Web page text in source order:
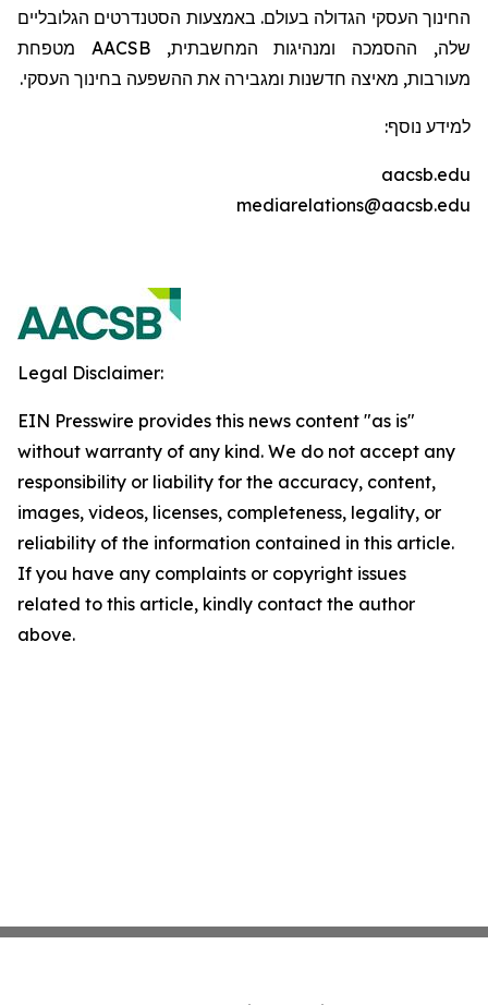
החינוך העסקי הגדולה בעולם. באמצעות הסטנדרטים הגלובליים
שלה, ההסמכה ומנהיגות המחשבתית,AACSB מטפחת
מעורבות, מאיצה חדשנות ומגבירה את ההשפעה בחינוך העסקי.
למידע נוסף:
aacsb.edu
mediarelations@aacsb.edu
Legal Disclaimer:
EIN Presswire provides this news content "as is"
without warranty of any kind. We do not accept any
responsibility or liability for the accuracy, content,
images, videos, licenses, completeness, legality, or
reliability of the information contained in this article.
If you have any complaints or copyright issues
related to this article, kindly contact the author
above.